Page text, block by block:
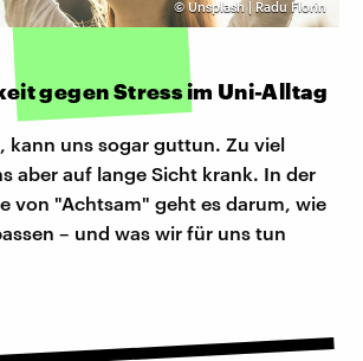
©Unsplash | Radu Florin
gegen Stress im Uni-Alltag
kann uns sogar guttun. Zu viel
aber auf lange Sicht krank. In der
von "Achtsam" geht es darum, wie
– und was wir für uns tun